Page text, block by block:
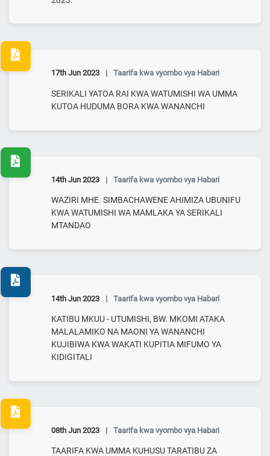
17th Jun 2023 | Taarifa kwa vyombo vya Habari
SERIKALI YATOA RAI KWA WATUMISHI WA UMMA
KUTOA HUDUMA BORA KWA WANANCHI
14th Jun 2023 | Taarifa kwa vyombo vya Habari
WAZIRI MHE. SIMBACHAWENE AHIMIZA UBUNIFU
KWA WATUMISHI WA MAMLAKA YA SERIKALI
MTANDAO
14th Jun 2023 | Taarifa kwa vyombo vya Habari
KATIBU MKUU - UTUMISHI, BW. MKOMI ATAKA
MALALAMIKO NA MAONI YA WANANCHI
KUJIBIWA KWA WAKATI KUPITIA MIFUMO YA
KIDIGITALI
08th Jun 2023 | Taarifa kwa vyombo vya Habari
TAARIFA KWA UMMA KUHUSU TARATIBU ZA